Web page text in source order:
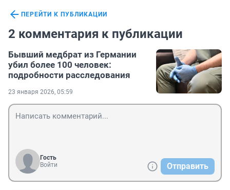
ПЕРЕЙТИ К ПУБЛИКАЦИИ
2 комментария к публикации
Бывший медбрат из Германии
убил более 100 человек:
подробности расследования
23 января 2026, 05:59
Гость
Войти
Отправить